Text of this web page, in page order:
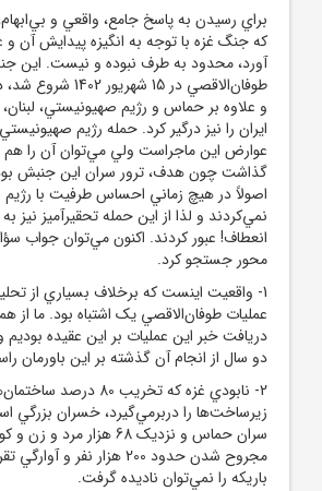
براي رسيدن به پاسخ جامع، واقعي و بي‌ابهام،
که جنگ غزه با توجه به انگيزه پيدايش آن و
آورد، محدود به طرف نبوده و نيست. اين
طوفان‌الاقصي در 15
و علاوه بر حماس و رژيم صهيونيستي،
ايران را نيز درگير کرد. حمله رژيم
عوارض اين ماجراست ولي مي‌توان آن را
گذاشت چون هدف، ترور سران اين جنبش
اصولاً در هيچ زماني احساس طرفيت با
نمي‌کردند و لذا از اين حمله تحقيرآميز نيز به
انعطاف! عبور کردند. اکنون مي‌توان جواب
محور جستجو کرد.
1- واقعيت اينست که برخلاف بسياري از
عمليات طوفان‌الاقصي يک اشتباه بود. ما از
دريافت خبر اين عمليات بر اين عقيده بوديم
دو سال از انجام آن گذشته بر اين باورمان
2- نابودي غزه که تخريب 80
زيرساخت‌ها را دربرمي‌گيرد، خسران
سران حماس و نزديک 68 هزار
مجروح شدن حدود 200 هزار نفر و
باريکه را نمي‌توان ناديده گرفت.